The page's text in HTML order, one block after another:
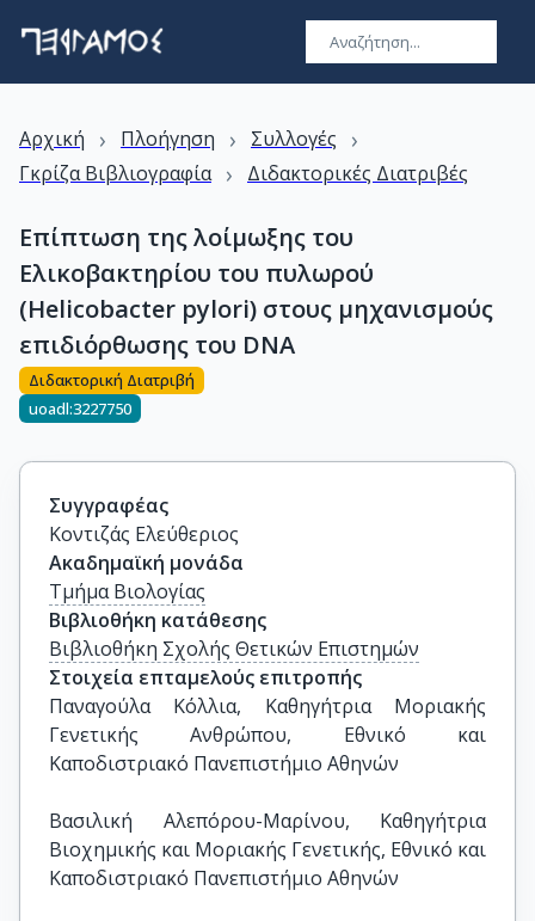
Αρχική › Πλοήγηση › Συλλογές ›
Γκρίζα Βιβλιογραφία › Διδακτορικές Διατριβές
Επίπτωση της λοίμωξης του
Ελικοβακτηρίου του πυλωρού
(Helicobacter pylori) στους μηχανισμούς
επιδιόρθωσης του DNA
Διδακτορική Διατριβή
uoadl:3227750
Συγγραφέας
Κοντιζάς Ελεύθεριος
Ακαδημαϊκή μονάδα
Τμήμα Βιολογίας
Βιβλιοθήκη κατάθεσης
Βιβλιοθήκη Σχολής Θετικών Επιστημών
Στοιχεία επταμελούς επιτροπής
Παναγούλα Κόλλια, Καθηγήτρια Μοριακής
Γενετικής Ανθρώπου, Εθνικό και
Καποδιστριακό Πανεπιστήμιο Αθηνών
Βασιλική Αλεπόρου-Μαρίνου, Καθηγήτρια
Βιοχημικής και Μοριακής Γενετικής, Εθνικό και
Καποδιστριακό Πανεπιστήμιο Αθηνών